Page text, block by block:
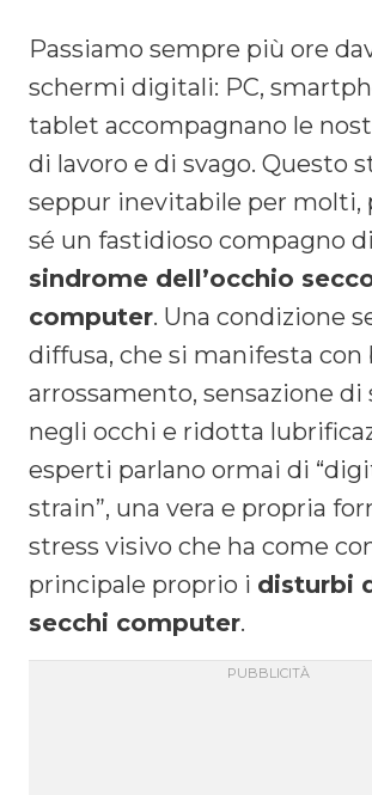
Passiamo sempre più ore
schermi digitali: PC,
tablet accompagnano le
di lavoro e di svago. Questo
seppur inevitabile per molti,
sé un fastidioso compagno
sindrome dell’occhio
computer. Una condizione
diffusa, che si manifesta con
arrossamento, sensazione di
negli occhi e ridotta
esperti parlano ormai di
strain”, una vera e propria
stress visivo che ha come
principale proprio i disturbi
secchi computer.